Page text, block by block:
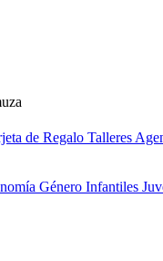
de Regalo Talleres
Género Infantiles